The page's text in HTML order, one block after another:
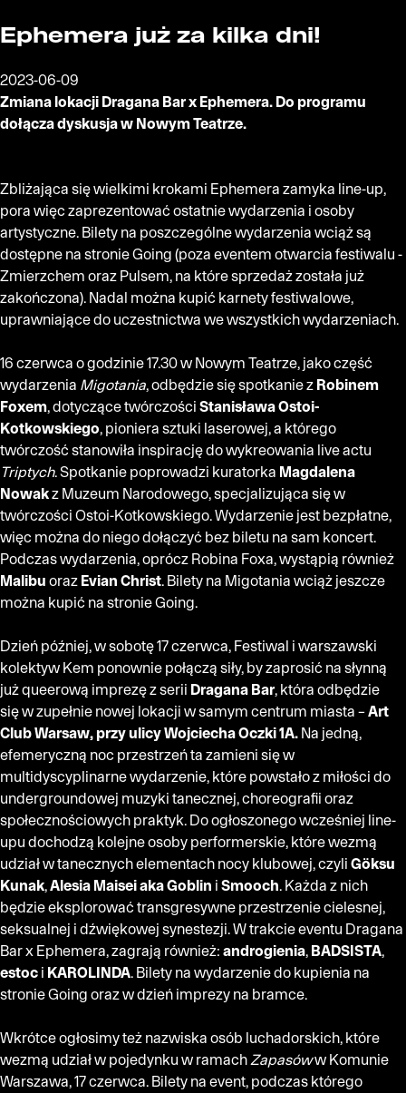
Ephemera już za kilka dni!
2023-06-09
Zmiana lokacji Dragana Bar x Ephemera. Do programu
dołącza dyskusja w Nowym Teatrze.
Zbliżająca się wielkimi krokami Ephemera zamyka line-up,
pora więc zaprezentować ostatnie wydarzenia i osoby
artystyczne. Bilety na poszczególne wydarzenia wciąż są
dostępne na stronie Going (poza eventem otwarcia festiwalu -
Zmierzchem oraz Pulsem, na które sprzedaż została już
zakończona). Nadal można kupić karnety festiwalowe,
uprawniające do uczestnictwa we wszystkich wydarzeniach.
16 czerwca o godzinie 17.30 w Nowym Teatrze, jako część
wydarzenia Migotania, odbędzie się spotkanie z Robinem
Foxem, dotyczące twórczości Stanisława Ostoi-
Kotkowskiego, pioniera sztuki laserowej, a którego
twórczość stanowiła inspirację do wykreowania live actu
Triptych. Spotkanie poprowadzi kuratorka Magdalena
Nowakz Muzeum Narodowego, specjalizująca się w
twórczości Ostoi-Kotkowskiego. Wydarzenie jest bezpłatne,
więc można do niego dołączyć bez biletu na sam koncert.
Podczas wydarzenia, oprócz Robina Foxa, wystąpią również
Malibu oraz Evian Christ. Bilety na Migotania wciąż jeszcze
można kupić na stronie Going.
Dzień później, w sobotę 17 czerwca, Festiwal i warszawski
kolektyw Kem ponownie połączą siły, by zaprosić na słynną
już queerową imprezę z serii Dragana Bar, która odbędzie
się w zupełnie nowej lokacji w samym centrum miasta –Art
Club Warsaw, przy ulicy Wojciecha Oczki 1A. Na jedną,
efemeryczną noc przestrzeń ta zamieni się w
multidyscyplinarne wydarzenie, które powstało z miłości do
undergroundowej muzyki tanecznej, choreografii oraz
społecznościowych praktyk. Do ogłoszonego wcześniej line-
upu dochodzą kolejne osoby performerskie, które wezmą
udział w tanecznych elementach nocy klubowej, czyli Göksu
Kunak,Alesia Maisei aka Goblin i Smooch. Każda z nich
będzie eksplorować transgresywne przestrzenie cielesnej,
seksualnej i dźwiękowej synestezji. W trakcie eventu Dragana
Bar x Ephemera, zagrają również: androgienia, BADSISTA,
estoc i KAROLINDA. Bilety na wydarzenie do kupienia na
stronie Going oraz w dzień imprezy na bramce.
Wkrótce ogłosimy też nazwiska osób luchadorskich, które
wezmą udział w pojedynku w ramach Zapasóww Komunie
Warszawa, 17 czerwca. Bilety na event, podczas którego